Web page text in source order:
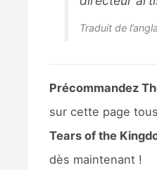
Traduit de
Précommandez
sur cette page
Tears of the
dès maintenant !